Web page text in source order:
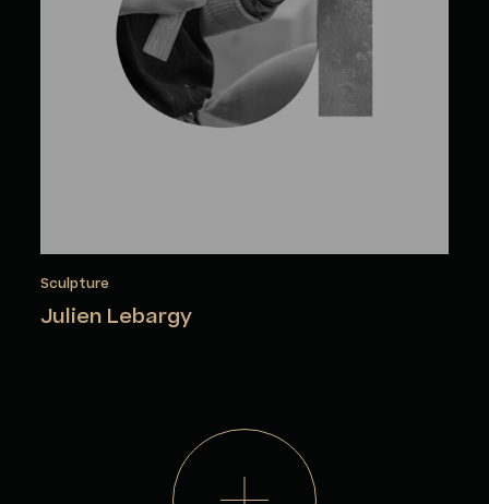
Sculpture
Julien Lebargy